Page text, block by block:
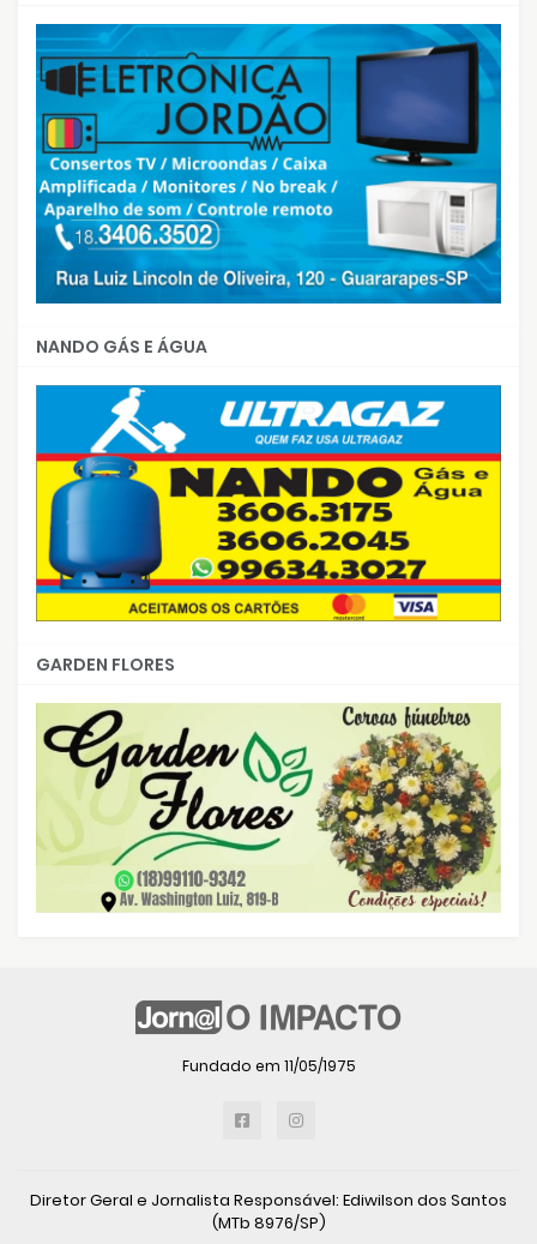
NANDO GÁS E ÁGUA
GARDEN FLORES
Fundado em 11/05/1975
Diretor Geral e Jornalista Responsável: Ediwilson dos Santos
(MTb 8976/SP)